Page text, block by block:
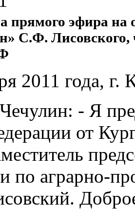
прямого эфира на
С.Ф. Лисовского,
2011 года, г.
- Я
от
по аграрно-